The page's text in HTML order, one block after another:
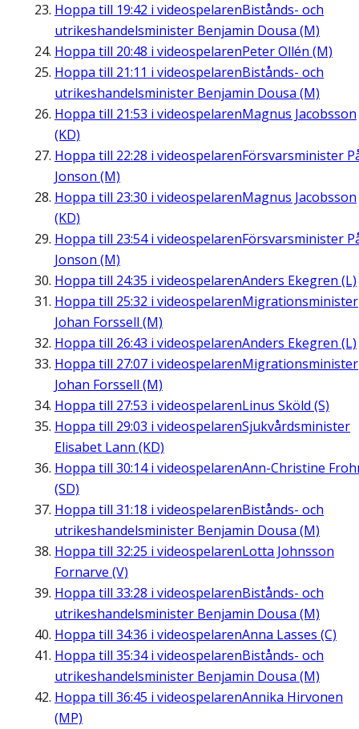
Hoppa till 19:42 i videospelarenBistånds- och
utrikeshandelsminister Benjamin Dousa (M)
Hoppa till 20:48 i videospelarenPeter Ollén (M)
Hoppa till 21:11 i videospelarenBistånds- och
utrikeshandelsminister Benjamin Dousa (M)
Hoppa till 21:53 i videospelarenMagnus Jacobsson
(KD)
Hoppa till 22:28 i videospelarenFörsvarsminister
Jonson (M)
Hoppa till 23:30 i videospelarenMagnus Jacobsson
(KD)
Hoppa till 23:54i videospelarenFörsvarsminister
Jonson (M)
Hoppa till 24:35 i videospelarenAnders Ekegren (L)
Hoppa till 25:32 i videospelarenMigrationsminister
Johan Forssell (M)
Hoppa till 26:43 i videospelarenAnders Ekegren (L)
Hoppa till 27:07 i videospelarenMigrationsminister
Johan Forssell (M)
Hoppa till 27:53 i videospelarenLinus Sköld (S)
Hoppa till 29:03 i videospelarenSjukvårdsminister
Elisabet Lann (KD)
Hoppa till 30:14i videospelarenAnn-Christine
(SD)
Hoppa till 31:18 i videospelarenBistånds- och
utrikeshandelsminister Benjamin Dousa (M)
Hoppa till 32:25 i videospelarenLotta Johnsson
Fornarve (V)
Hoppa till 33:28 i videospelarenBistånds- och
utrikeshandelsminister Benjamin Dousa (M)
Hoppa till 34:36 i videospelarenAnna Lasses (C)
Hoppa till 35:34i videospelarenBistånds- och
utrikeshandelsminister Benjamin Dousa (M)
Hoppa till 36:45 i videospelarenAnnika Hirvonen
(MP)